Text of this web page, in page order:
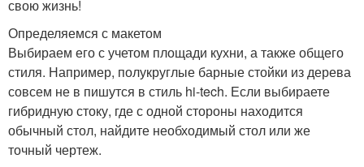
свою жизнь!
Определяемся с макетом
Выбираем его с учетом площади кухни, а также общего
стиля. Например, полукруглые барные стойки из дерева
совсем не в пишутся в стиль hi-tech. Если выбираете
гибридную стоку, где с одной стороны находится
обычный стол, найдите необходимый стол или же
точный чертеж.